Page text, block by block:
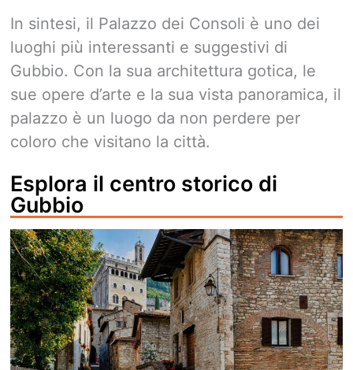
In sintesi, il Palazzo dei Consoli è uno dei
luoghi più interessanti e suggestivi di
Gubbio. Con la sua architettura gotica, le
sue opere d’arte e la sua vista panoramica, il
palazzo è un luogo da non perdere per
coloro che visitano la città.
Esplora il centro storico di
Gubbio